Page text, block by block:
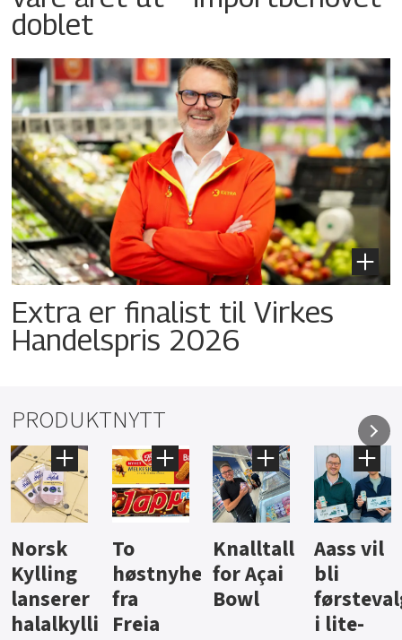
doblet
Extra er finalist til Virkes
Handelspris 2026
PRODUKTNYTT
Knalltall
for Açai
Bowl
Aass vil
bli
førstevalg
i lite-
Brus og
jus fra
Berentsen
Hard
iste fra
Hansa